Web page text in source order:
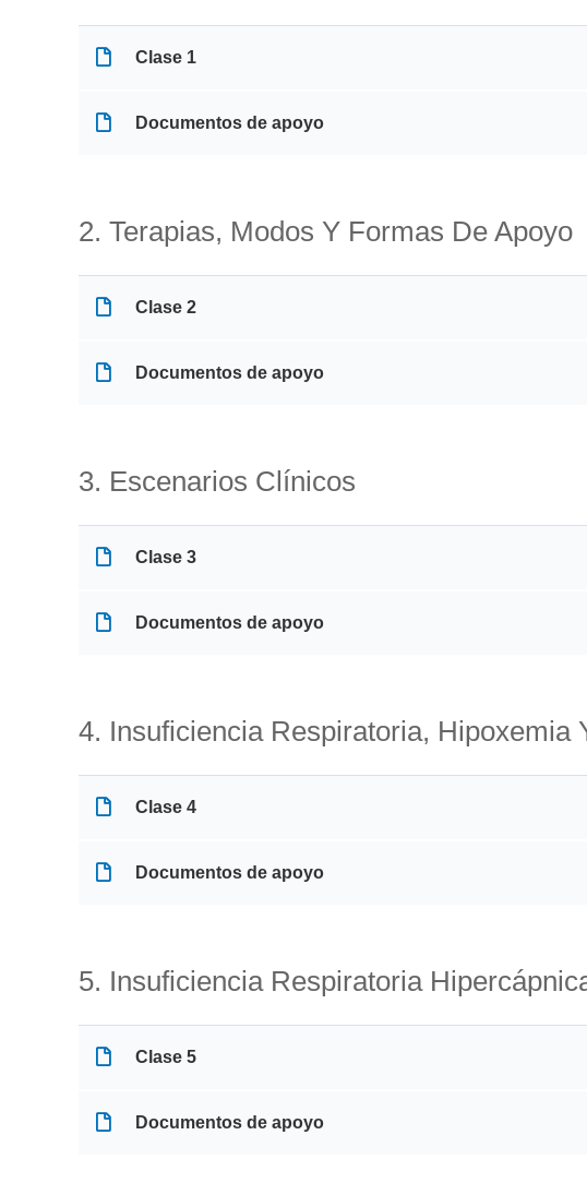
Clase 1
Documentos de apoyo
2. Terapias, Modos Y Formas De Apoyo
Clase 2
Documentos de apoyo
3. Escenarios Clínicos
Clase 3
Documentos de apoyo
4. Insuficiencia Respiratoria, Hipoxemia
Clase 4
Documentos de apoyo
5. Insuficiencia Respiratoria
Clase 5
Documentos de apoyo